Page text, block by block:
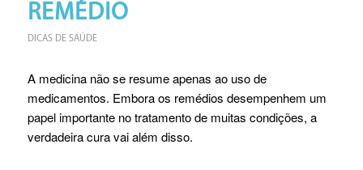
REMÉDIO
DICAS DE SAÚDE
A medicina não se resume apenas ao uso de
medicamentos. Embora os remédios desempenhem um
papel importante no tratamento de muitas condições, a
verdadeira cura vai além disso.